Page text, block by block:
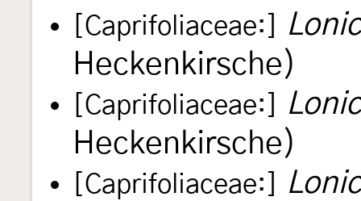
[Caprifoliaceae:]
Heckenkirsche)
[Caprifoliaceae:]
Heckenkirsche)
[Caprifoliaceae:]